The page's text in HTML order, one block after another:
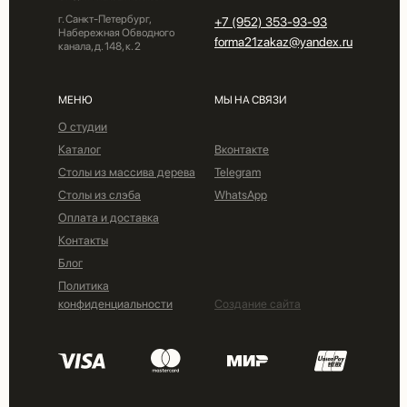
+7 (952) 353-93-93
forma21zakaz@yandex.ru
г. Санкт-Петербург,
Набережная Обводного
канала, д. 148, к. 2
МЕНЮ
О студии
Каталог
Столы из массива дерева
Столы из слэба
Оплата и доставка
Контакты
Блог
Политика
конфиденциальности
МЫ НА СВЯЗИ
Вконтакте
WhatsApp
Telegram
Создание сайта